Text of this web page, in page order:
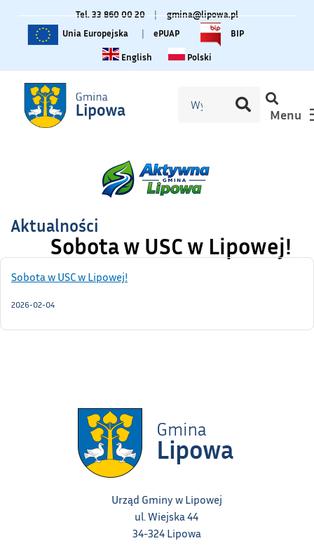
Tel. 33 860 00 20 |
gmina@lipowa.pl
Unia Europejska
| ePUAP
BIP
Change language to English
English Zmiana języka na polski
Polski
Menu
Sobota w USC w Lipowej!
Aktualności
Sobota w USC w Lipowej!
2026-02-04
Urząd Gminy w Lipowej
ul. Wiejska 44
34-324 Lipowa